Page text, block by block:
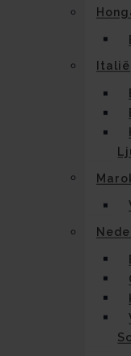
Italië